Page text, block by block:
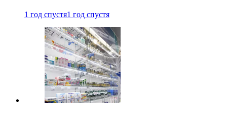
1 год спустя1 год спустя